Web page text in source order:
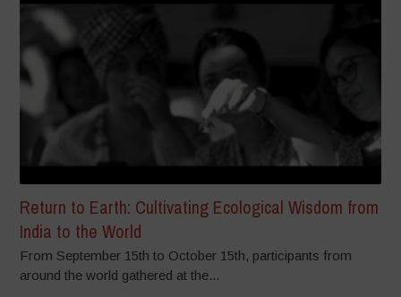
Return to Earth: Cultivating Ecological Wisdom from
India to the World
From September 15th to October 15th, participants from
around the world gathered at the...